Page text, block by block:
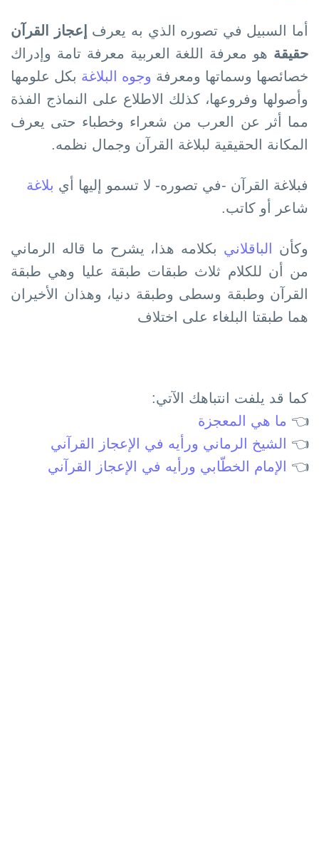
أما السبيل في تصوره الذي به يعرف
إعجاز القرآن
حقيقة ھو معرفة اللغة العربية معرفة تامة وإدراك
خصائصھا وسماتھا ومعرفة وجوه البلاغة بكل علومھا
وأصولھا وفروعھا، كذلك الاطلاع على النماذج الفذة
مما أثر عن العرب من شعراء وخطباء حتى يعرف
المكانة الحقيقية لبلاغة القرآن وجمال نظمه.
فبلاغة القرآن -في تصوره- لا تسمو إليھا أي بلاغة
شاعر أو كاتب.
وكأن الباقلاني بكلامه ھذا، يشرح ما قاله الرماني
من أن للكلام ثلاث طبقات طبقة عليا وھي طبقة
القرآن وطبقة وسطى وطبقة دنيا، وھذان الأخيران
ھما طبقتا البلغاء على اختلاف
كما قد يلفت انتباهك الآتي:
👈 ما هي المعجزة
👈 الشيخ الرماني ورأيه في الإعجاز القرآني
👈 الإمام الخطّابي ورأيه في الإعجاز القرآني